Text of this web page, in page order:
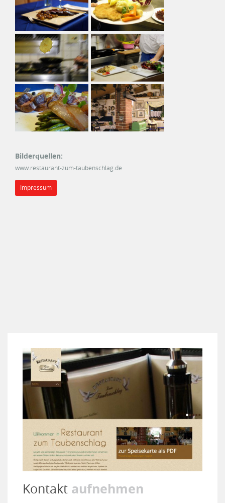
Bilderquellen:
www.restaurant-zum-taubenschlag.de
Impressum
Kontakt aufnehmen